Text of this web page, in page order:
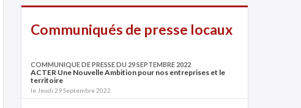
Communiqués de presse locaux
COMMUNIQUE DE PRESSE DU 29 SEPTEMBRE 2022
ACTER Une Nouvelle Ambition pour nos entreprises et le
territoire
le Jeudi 29 Septembre 2022